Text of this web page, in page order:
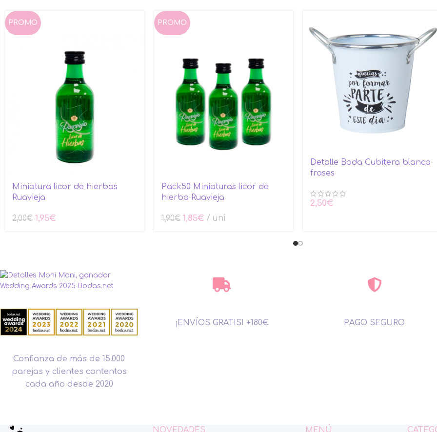
PROMO
Miniatura licor de hierbas
Ruavieja
2,00€ 1,95€
PROMO
Pack50 Miniaturas licor de
hierba Ruavieja
1,90€ 1,85€ uni
Detalle Boda Cubitera blanca
frases
2,50€
Confianza de más de 15.000
parejas y clientes contentos
cada año desde 2020
¡ENVÍOS GRATIS! +180€ PAGO SEGURO
NOVEDADES MENÚ